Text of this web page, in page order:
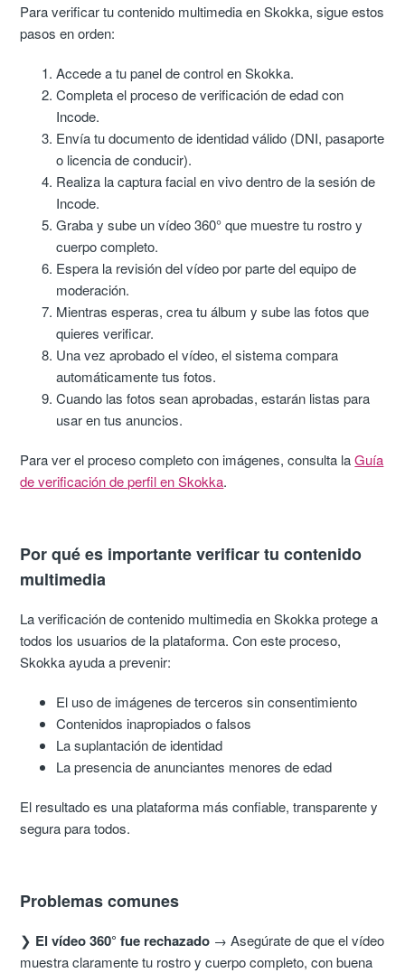
Para verificar tu contenido multimedia en Skokka, sigue estos
pasos en orden:
Accede a tu panel de control en Skokka.
Completa el proceso de verificación de edad con
Incode.
Envía tu documento de identidad válido (DNI, pasaporte
o licencia de conducir).
Realiza la captura facial en vivo dentro de la sesión de
Incode.
Graba y sube un vídeo 360° que muestre tu rostro y
cuerpo completo.
Espera la revisión del vídeo por parte del equipo de
moderación.
Mientras esperas, crea tu álbum y sube las fotos que
quieres verificar.
Una vez aprobado el vídeo, el sistema compara
automáticamente tus fotos.
Cuando las fotos sean aprobadas, estarán listas para
usar en tus anuncios.
Para ver el proceso completo con imágenes, consulta laGuía
de verificación de perfil en Skokka.
Por qué es importante verificar tu contenido
multimedia
La verificación de contenido multimedia en Skokka protege a
todos los usuarios de la plataforma. Con este proceso,
Skokka ayuda a prevenir:
El uso de imágenes de terceros sin consentimiento
Contenidos inapropiados o falsos
La suplantación de identidad
La presencia de anunciantes menores de edad
El resultado es una plataforma más confiable, transparente y
segura para todos.
Problemas comunes
❯ El vídeo 360° fue rechazado → Asegúrate de que el vídeo
muestra claramente tu rostro y cuerpo completo, con buena